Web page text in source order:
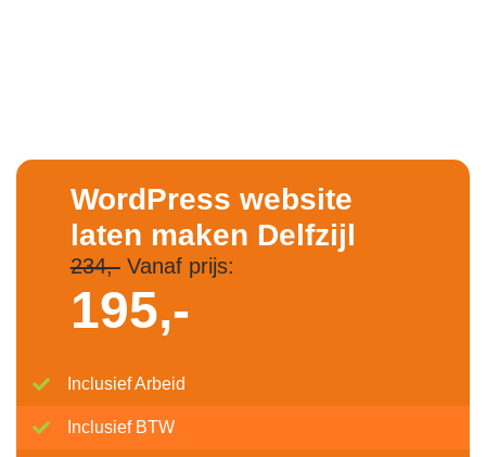
WordPress website
laten maken Delfzijl
234,-Vanaf prijs:
195,-
Inclusief Arbeid
Inclusief BTW